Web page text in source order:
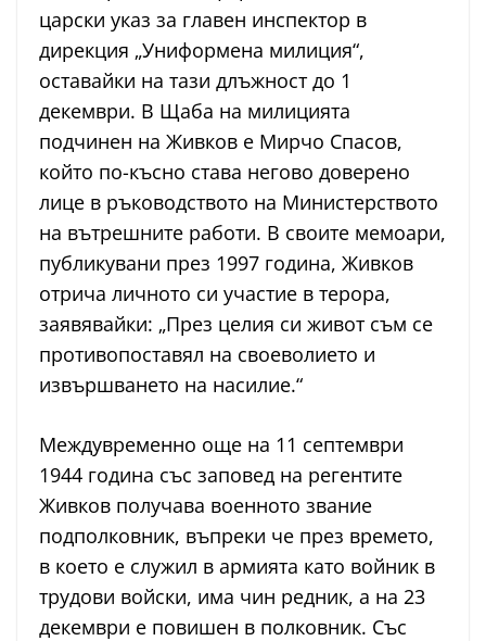
царски указ за главен инспектор в
дирекция „Униформена милиция“,
оставайки на тази длъжност до 1
декември. В Щаба на милицията
подчинен на Живков е Мирчо Спасов,
който по-късно става негово доверено
лице в ръководството на Министерството
на вътрешните работи. В своите мемоари,
публикувани през 1997 година, Живков
отрича личното си участие в терора,
заявявайки: „През целия си живот съм се
противопоставял на своеволието и
извършването на насилие.“
Междувременно още на 11 септември
1944 година със заповед на регентите
Живков получава военното звание
подполковник, въпреки че през времето,
в което е служил в армията като войник в
трудови войски, има чин редник, а на 23
декември е повишен в полковник. Със